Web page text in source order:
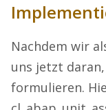
Nachdem wir
uns jetzt
formulieren.